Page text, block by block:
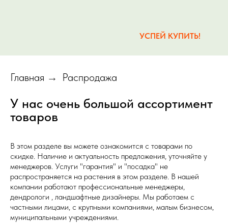
УСПЕЙ КУПИТЬ!
Главная → Распродажа
У нас очень большой ассортимент
товаров
В этом разделе вы можете ознакомится с товарами по
скидке. Наличие и актуальность предложения, уточняйте у
менеджеров. Услуги "гарантия" и "посадка" не
распространяется на растения в этом разделе. В нашей
компании работают профессиональные менеджеры,
дендрологи , ландшафтные дизайнеры. Мы работаем с
частными лицами, с крупными компаниями, малым бизнесом,
муниципальными учреждениями.